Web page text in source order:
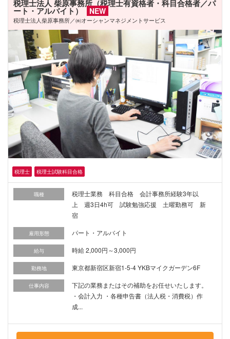
税理士法人 柴原事務所（税理士有資格者・科目合格者／パ
ート・アルバイト） NEW
税理士法人柴原事務所／㈱オーシャンマネジメントサービス
税理士 税理士試験科目合格
職種
税理士業務 科目合格 会計事務所経験3年以
上 週3日4h可 試験勉強応援 土曜勤務可 新
宿
雇用形態 パート・アルバイト
給与 時給 2,000円～3,000円
勤務地 東京都新宿区新宿1-5-4 YKBマイクガーデン6F
仕事内容
下記の業務またはその補助をお任せいたします。
・会計入力 ・各種申告書（法人税・消費税）作
成...